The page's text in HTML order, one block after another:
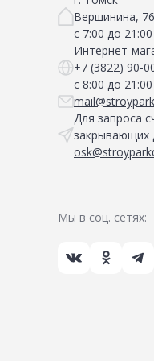
Вершинина, 76
с 7:00 до 21:00
Интернет-
+7 (3822) 90-
с 8:00 до 21:00
Для запроса
закрывающих
Мы в соц. сетях: